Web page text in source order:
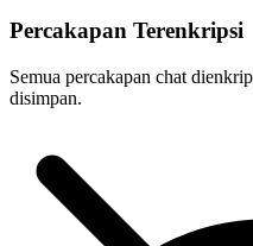
Percakapan Terenkripsi
Semua percakapan chat
disimpan.